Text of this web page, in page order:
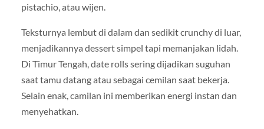
pistachio, atau wijen.
Teksturnya lembut di dalam dan sedikit crunchy di luar,
menjadikannya dessert simpel tapi memanjakan lidah.
Di Timur Tengah, date rolls sering dijadikan suguhan
saat tamu datang atau sebagai cemilan saat bekerja.
Selain enak, camilan ini memberikan energi instan dan
menyehatkan.